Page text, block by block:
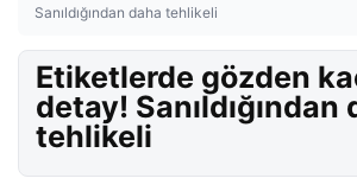
Sanıldığından daha tehlikeli
Etiketlerde gözden
detay! Sanıldığından
tehlikeli